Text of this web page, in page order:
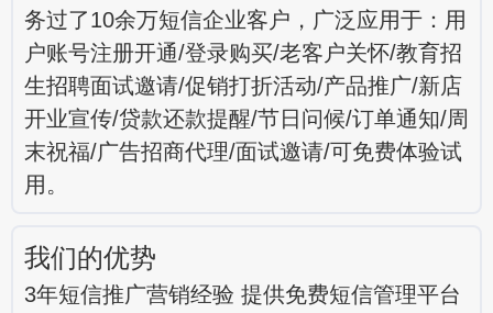
务过了10余万短信企业客户，广泛应用于：用
户账号注册开通/登录购买/老客户关怀/教育招
生招聘面试邀请/促销打折活动/产品推广/新店
开业宣传/贷款还款提醒/节日问候/订单通知/周
末祝福/广告招商代理/面试邀请/可免费体验试
用。
我们的优势
3年短信推广营销经验 提供免费短信管理平台